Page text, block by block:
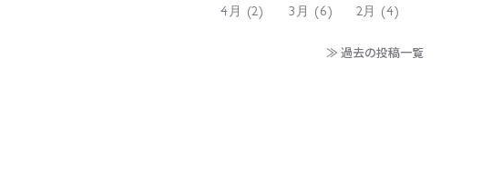
4月 (2)
3月 (6) 2月 (4)
≫ 過去の投稿一覧